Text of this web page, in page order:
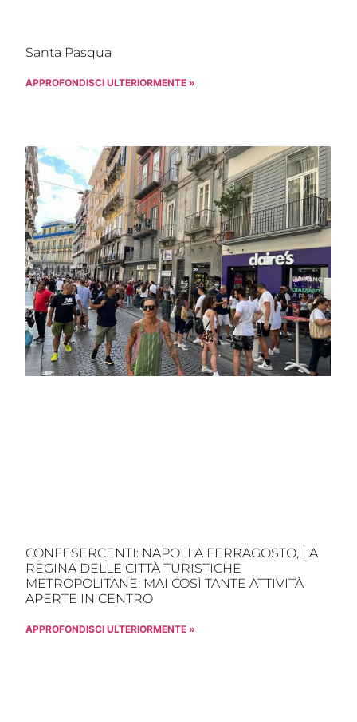
Santa Pasqua
APPROFONDISCI ULTERIORMENTE »
CONFESERCENTI: NAPOLI A FERRAGOSTO, LA
REGINA DELLE CITTÀ TURISTICHE
METROPOLITANE: MAI COSÌ TANTE ATTIVITÀ
APERTE IN CENTRO
APPROFONDISCI ULTERIORMENTE »